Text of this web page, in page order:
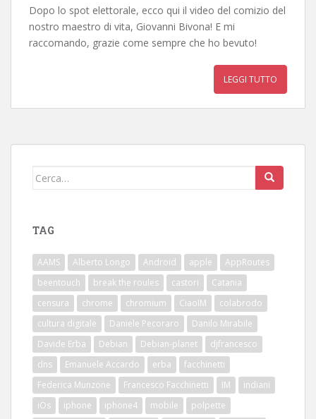
Dopo lo spot elettorale, ecco qui il video del comizio del
nostro maestro di vita, Giovanni Bivona! E mi
raccomando, grazie come sempre che ho bevuto!
LEGGI TUTTO
Cerca:
TAG
AAMS Alberto Longo Android apple
AppRoutes
beentouch
break the roules castori
Catania
censura
chrome chromium CiaoIM
colabrodo
cultura digitale
Daniele Pecoraro
Danilo Mirabile
Davide Erba
Debian Debian-planet
djfrancesco
dns
Emanuele Accardo erba
facchinetti
Federica Munzone
Francesco Facchinetti IM
indiani
iOs
iphone iphone4 mobile
polpette